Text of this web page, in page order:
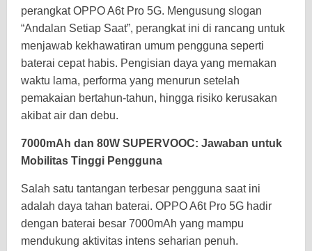
perangkat OPPO A6t Pro 5G. Mengusung slogan
“Andalan Setiap Saat”, perangkat ini di rancang untuk
menjawab kekhawatiran umum pengguna seperti
baterai cepat habis. Pengisian daya yang memakan
waktu lama, performa yang menurun setelah
pemakaian bertahun-tahun, hingga risiko kerusakan
akibat air dan debu.
7000mAh dan 80W SUPERVOOC: Jawaban untuk
Mobilitas Tinggi Pengguna
Salah satu tantangan terbesar pengguna saat ini
adalah daya tahan baterai. OPPO A6t Pro 5G hadir
dengan baterai besar 7000mAh yang mampu
mendukung aktivitas intens seharian penuh.